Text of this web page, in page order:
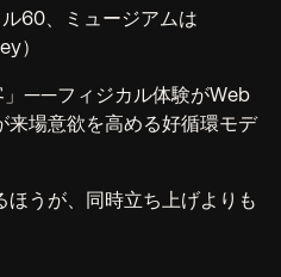
60、ミュージアムは
）
」——フィジカル体験がWeb
来場意欲を高める好循環モデ
ほうが、同時立ち上げよりも